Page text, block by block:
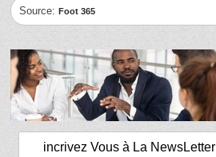
Source:Foot 365
incrivez Vous à La NewsLetter